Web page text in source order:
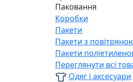
Паковання
Коробки
Пакети
Пакети з
Пакети
Переглянути всі
Одяг і аксесуари